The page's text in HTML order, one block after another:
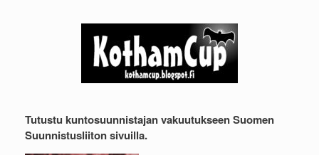
Tutustu kuntosuunnistajan vakuutukseen Suomen
Suunnistusliiton sivuilla.